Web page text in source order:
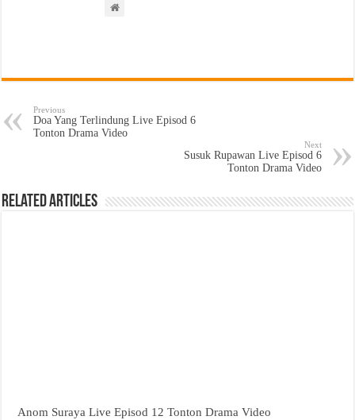
Previous
Doa Yang Terlindung Live Episod 6
Tonton Drama Video
Next
Susuk Rupawan Live Episod 6
Tonton Drama Video
Related Articles
Anom Suraya Live Episod 12 Tonton Drama Video